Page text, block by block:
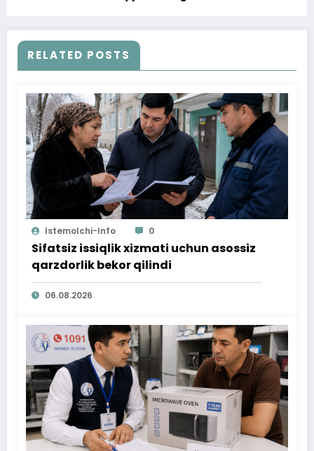
RELATED POSTS
Istemolchi-Info 0
Sifatsiz issiqlik xizmati uchun asossiz
qarzdorlik bekor qilindi
06.08.2026